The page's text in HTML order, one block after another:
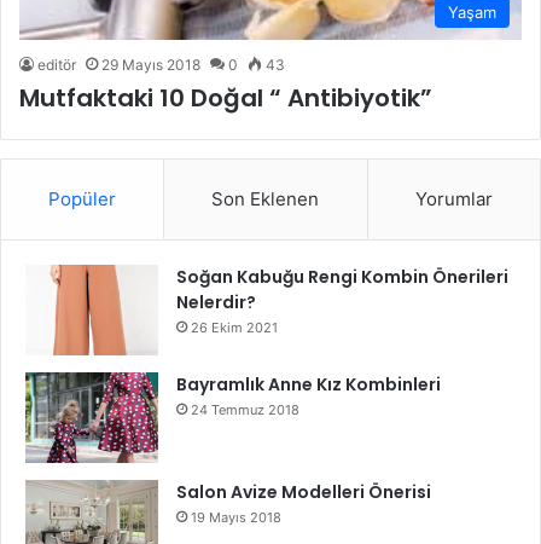
Yaşam
editör 29 Mayıs 2018 0 43
Mutfaktaki 10 Doğal “ Antibiyotik”
Popüler Son Eklenen Yorumlar
Soğan Kabuğu Rengi Kombin Önerileri
Nelerdir?
26 Ekim 2021
Bayramlık Anne Kız Kombinleri
24 Temmuz 2018
Salon Avize Modelleri Önerisi
19 Mayıs 2018